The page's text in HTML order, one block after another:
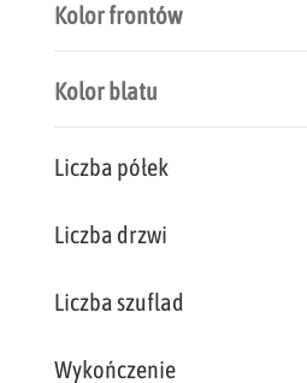
Kolor frontów
Kolor blatu
Liczba półek
Liczba drzwi
Liczba szuflad
Wykończenie